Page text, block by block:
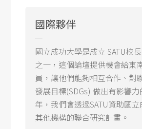
國際夥伴
國立成功大學是成立 SATU校
之一，這個論壇提供機會給東
員，讓他們能夠相互合作、對
發展目標(SDGs) 做出有影響
年，我們會透過SATU資助國
其他機構的聯合研究計畫。